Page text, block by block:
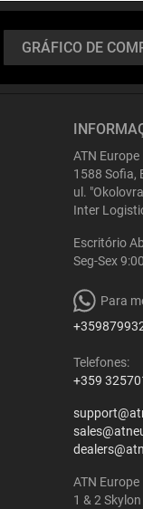
GRÁFICO DE
ATN Europe
1588 Sofia,
ul.
Inter
Escritório
Seg-Sex
Para
Telefones:
+359
ATN
1 & 2